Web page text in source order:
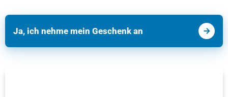
Ja, ich nehme mein Geschenk an